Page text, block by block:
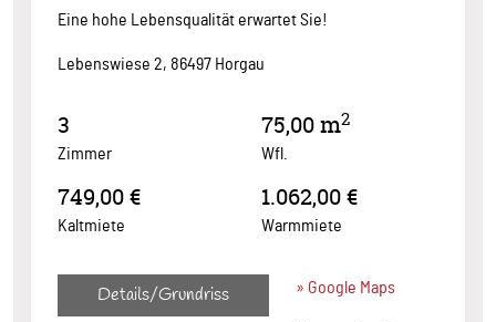
Eine hohe Lebensqualität erwartet Sie!
Lebenswiese 2, 86497 Horgau
3
Zimmer
75,00 m2
Wfl.
749,00 €
Kaltmiete
1.062,00 €
Warmmiete
Details/Grundriss » Google Maps